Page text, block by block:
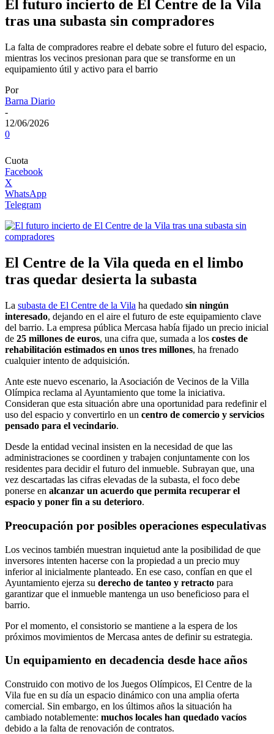
El futuro incierto de El Centre de la Vila
tras una subasta sin compradores
La falta de compradores reabre el debate sobre el futuro del espacio,
mientras los vecinos presionan para que se transforme en un
equipamiento útil y activo para el barrio
Por
Barna Diario
-
12/06/2026
0
Cuota
Facebook
X
WhatsApp
Telegram
El Centre de la Vila queda en el limbo
tras quedar desierta la subasta
La subasta de El Centre de la Vila ha quedado sin ningún
interesado, dejando en el aire el futuro de este equipamiento clave
del barrio. La empresa pública Mercasa había fijado un precio inicial
de 25 millones de euros, una cifra que, sumada a los costes de
rehabilitación estimados en unos tres millones, ha frenado
cualquier intento de adquisición.
Ante este nuevo escenario, la Asociación de Vecinos de la Villa
Olímpica reclama al Ayuntamiento que tome la iniciativa.
Consideran que esta situación abre una oportunidad para redefinir el
uso del espacio y convertirlo en un centro de comercio y servicios
pensado para el vecindario.
Desde la entidad vecinal insisten en la necesidad de que las
administraciones se coordinen y trabajen conjuntamente con los
residentes para decidir el futuro del inmueble. Subrayan que, una
vez descartadas las cifras elevadas de la subasta, el foco debe
ponerse en alcanzar un acuerdo que permita recuperar el
espacio y poner fin a su deterioro.
Preocupación por posibles operaciones especulativas
Los vecinos también muestran inquietud ante la posibilidad de que
inversores intenten hacerse con la propiedad a un precio muy
inferior al inicialmente planteado. En ese caso, confían en que el
Ayuntamiento ejerza su derecho de tanteo y retracto para
garantizar que el inmueble mantenga un uso beneficioso para el
barrio.
Por el momento, el consistorio se mantiene a la espera de los
próximos movimientos de Mercasa antes de definir su estrategia.
Un equipamiento en decadencia desde hace años
Construido con motivo de los Juegos Olímpicos, El Centre de la
Vila fue en su día un espacio dinámico con una amplia oferta
comercial. Sin embargo, en los últimos años la situación ha
cambiado notablemente: muchos locales han quedado vacíos
debido a la falta de renovación de contratos.